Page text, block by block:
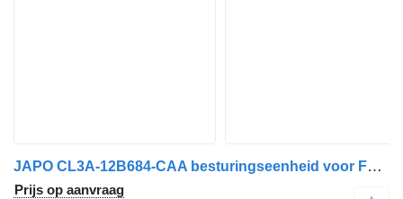
JAPO CL3A-12B684-CAA besturingseenheid voor Ford F150 LARIAT auto
Prijs op aanvraag